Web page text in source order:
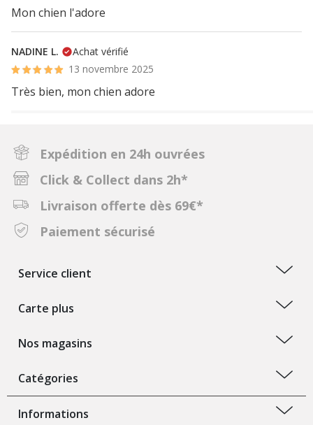
Mon chien l'adore
NADINE L.
Achat vérifié
13 novembre 2025
Très bien, mon chien adore
Expédition en 24h ouvrées
Click & Collect dans 2h*
Livraison offerte dès 69€*
Paiement sécurisé
Service client
Carte plus
Nos magasins
Catégories
Informations